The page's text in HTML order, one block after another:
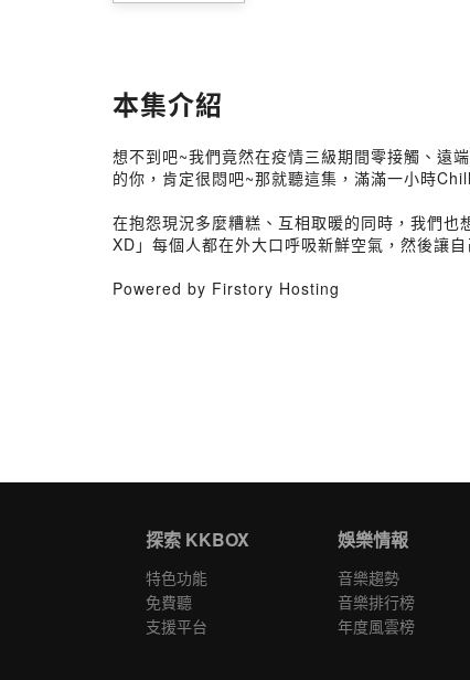
本集介紹
想不到吧~我們竟然在疫情三級期間零接觸、遠
的你，肯定很悶吧~那就聽這集，滿滿一小時
在抱怨現況多麼糟糕、互相取暖的同時，我們
XD」每個人都在外大口呼吸新鮮空氣，然後讓
Powered by Firstory Hosting
探索 KKBOX
特色功能
免費聽
支援平台
娛樂情報
音樂趨勢
音樂排行榜
年度風雲榜